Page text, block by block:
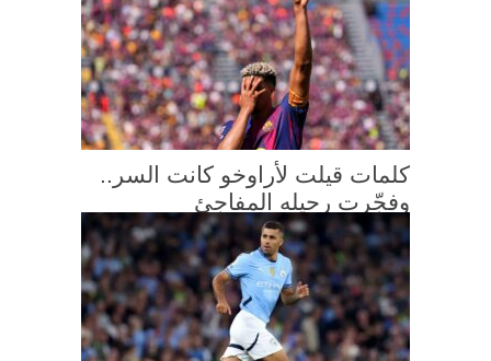
كلمات قيلت لأراوخو كانت السر..
وفجّرت رحيله المفاجئ